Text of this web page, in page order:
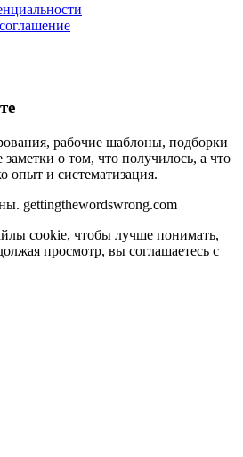
рабочие шаблоны, подборки
о том, что получилось, а что
опыт и систематизация.
gettingthewordswrong.com
cookie, чтобы лучше понимать,
просмотр, вы соглашаетесь с